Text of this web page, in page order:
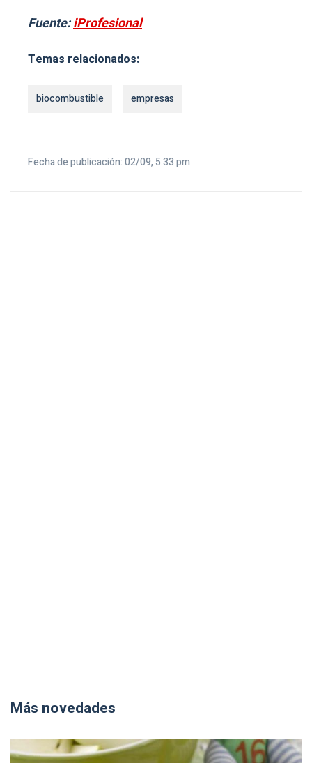
Fuente:iProfesional
Temas relacionados:
biocombustible empresas
Fecha de publicación: 02/09, 5:33 pm
Más novedades